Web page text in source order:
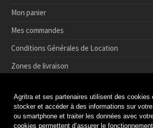
Mon panier
Mes commandes
Conditions Générales de Location
Zones de livraison
Paiement sécurisé
Médiation de la consommation
Agritra et ses partenaires utilisent des cookies
stocker et accéder à des informations sur
ou smartphone et traiter les données avec
cookies permettent d’assurer le